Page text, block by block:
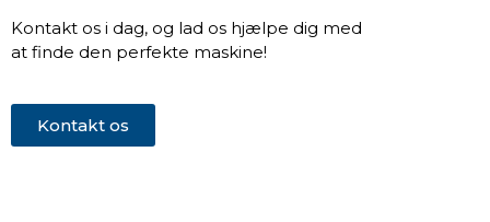
Kontakt os i dag, og lad os hjælpe dig med
at finde den perfekte maskine!
Kontakt os